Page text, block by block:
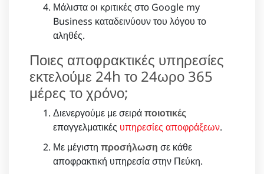
Μάλιστα οι κριτικές στο Google my
Business καταδεινύουν του λόγου το
αληθές.
Ποιες αποφρακτικές υπηρεσίες
εκτελούμε 24h το 24ωρο 365
μέρες το χρόνο;
Διενεργούμε με σειράποιοτικές
επαγγελματικές υπηρεσίες αποφράξεων.
Με μέγιστη προσήλωση σε κάθε
αποφρακτική υπηρεσία στην Πεύκη.